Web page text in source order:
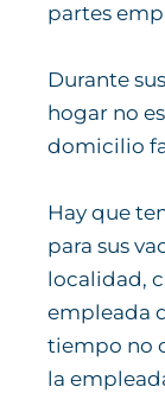
partes
Durante
hogar no
domicilio
Hay que
para sus
localidad,
empleada
tiempo no
la